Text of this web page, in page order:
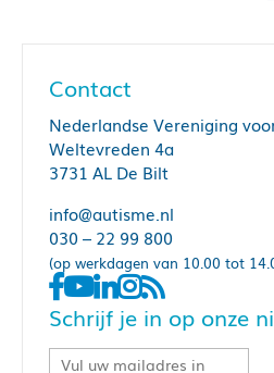
Contact
Nederlandse Vereniging
Weltevreden 4a
3731 AL De Bilt
info@autisme.nl
030 – 22 99 800
(op werkdagen van 10.00 tot
Schrijf je in op onze